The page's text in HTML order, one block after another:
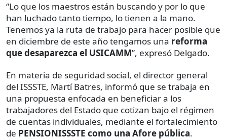
“Lo que los maestros están buscando y por lo que
han luchado tanto tiempo, lo tienen a la mano.
Tenemos ya la ruta de trabajo para hacer posible que
en diciembre de este año tengamos una reforma
que desaparezca el USICAMM”, expresó Delgado.
En materia de seguridad social, el director general
del ISSSTE, Martí Batres, informó que se trabaja en
una propuesta enfocada en beneficiar a los
trabajadores del Estado que cotizan bajo el régimen
de cuentas individuales, mediante el fortalecimiento
de PENSIONISSSTE como una Afore pública.